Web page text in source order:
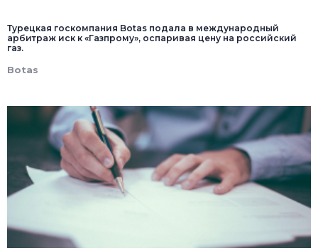
Турецкая госкомпания Botas подала в международный
арбитраж иск к «Газпрому», оспаривая цену на российский
газ.
Botas